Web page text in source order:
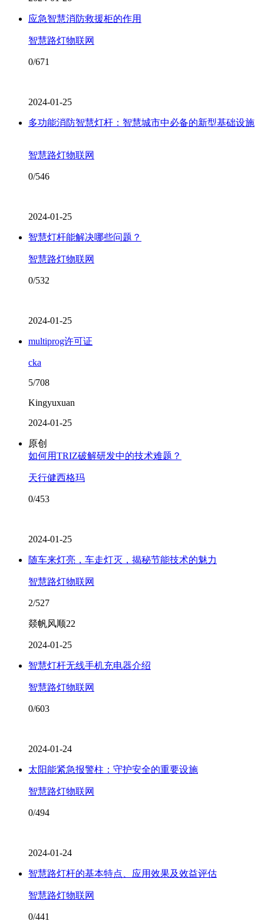
应急智慧消防救援柜的作用
智慧路灯物联网
0/671
2024-01-25
多功能消防智慧灯杆：智慧城市中必备的新型基础设施
智慧路灯物联网
0/546
2024-01-25
智慧灯杆能解决哪些问题？
智慧路灯物联网
0/532
2024-01-25
multiprog许可证
cka
5/708
Kingyuxuan
2024-01-25
原创
​如何用TRIZ破解研发中的技术难题？
天行健西格玛
0/453
2024-01-25
随车来灯亮，车走灯灭，揭秘节能技术的魅力
智慧路灯物联网
2/527
燚帆风顺22
2024-01-25
智慧灯杆无线手机充电器介绍
智慧路灯物联网
0/603
2024-01-24
太阳能紧急报警柱：守护安全的重要设施
智慧路灯物联网
0/494
2024-01-24
智慧路灯杆的基本特点、应用效果及效益评估
智慧路灯物联网
0/441